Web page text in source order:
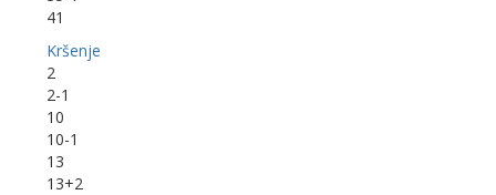
41
Kršenje
2
2-1
10
10-1
13
13+2